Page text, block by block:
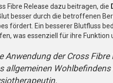
Fibre Release dazu beitragen, die
besser durch die betroffenen
fördert. Ein besserer Blutfluss
was essenziell für ihre Funktion
Anwendung der Cross
allgemeinen Wohlbefindens